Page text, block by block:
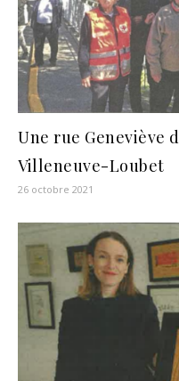
Une rue Geneviève
Villeneuve-Loubet
26 octobre 2021